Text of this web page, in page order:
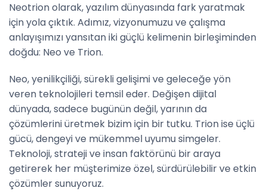
Neotrion olarak, yazılım dünyasında fark yaratmak
için yola çıktık. Adımız, vizyonumuzu ve çalışma
anlayışımızı yansıtan iki güçlü kelimenin birleşiminden
doğdu: Neo ve Trion.
Neo, yenilikçiliği, sürekli gelişimi ve geleceğe yön
veren teknolojileri temsil eder. Değişen dijital
dünyada, sadece bugünün değil, yarının da
çözümlerini üretmek bizim için bir tutku. Trion ise üçlü
gücü, dengeyi ve mükemmel uyumu simgeler.
Teknoloji, strateji ve insan faktörünü bir araya
getirerek her müşterimize özel, sürdürülebilir ve etkin
çözümler sunuyoruz.